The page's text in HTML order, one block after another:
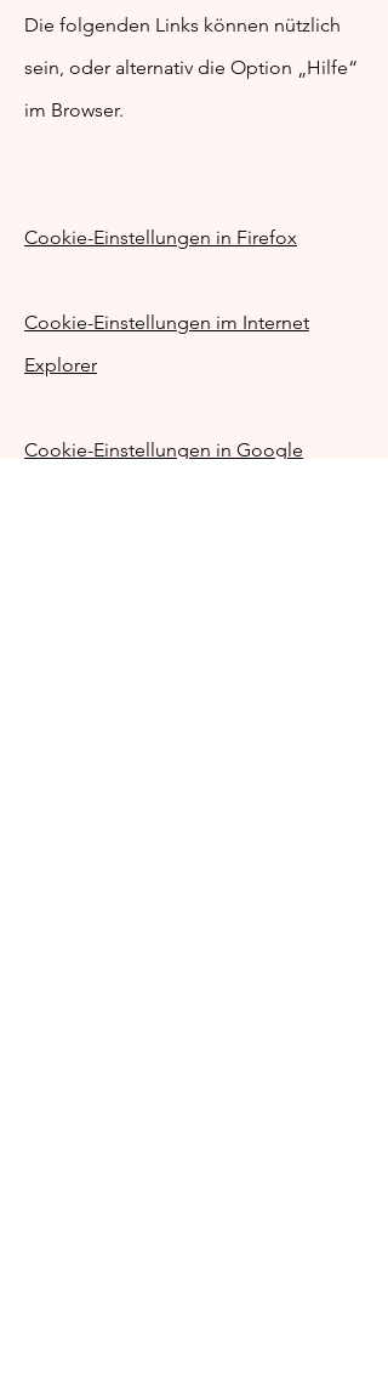
Die folgenden Links können nützlich
sein, oder alternativ die Option „Hilfe“
im Browser.
Cookie-Einstellungen in Firefox
Cookie-Einstellungen im Internet
Explorer
Cookie-Einstellungen in Google